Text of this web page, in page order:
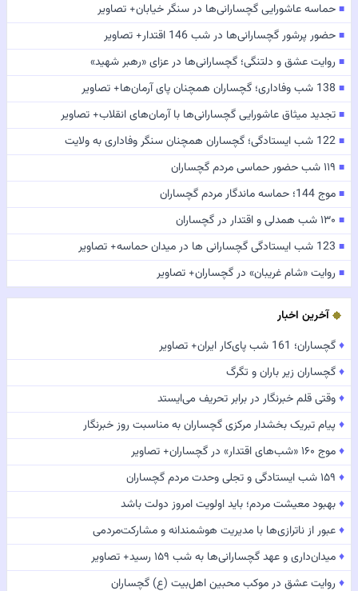
■ حماسه عاشورایی گچسارانی‌ها در سنگر خیابان+ تصاویر
■ حضور پرشور گچسارانی‌ها در شب 146 اقتدار+ تصاویر
■ روایت عشق و دلتنگی؛ گچسارانی‌ها در عزای «رهبر شهید»
■ 138 شب وفاداری؛ گچساران همچنان پای آرمان‌ها+ تصاویر
■ تجدید میثاق عاشورایی گچسارانی‌ها با آرمان‌های انقلاب+ تصاویر
■ 122 شب ایستادگی؛ گچساران همچنان سنگر وفاداری به ولایت
■ ۱۱۹ شب حضور حماسی مردم گچساران
■ موج 144؛ حماسه ماندگار مردم گچساران
■ ۱۳۰ شب همدلی و اقتدار در گچساران
■ 123 شب ایستادگی گچسارانی ها در میدان حماسه+ تصاویر
■ روایت «شام غریبان» در گچساران+ تصاویر
آخرین اخبار
♦گچساران؛ 161 شب پای‌کار ایران+ تصاویر
♦گچساران زیر باران و تگرگ
♦وقتی قلم خبرنگار در برابر تحریف می‌ایستد
♦ پیام تبریک بخشدار مرکزی گچساران به مناسبت روز خبرنگار
♦موج ۱۶۰ «شب‌های اقتدار» در گچساران+ تصاویر
♦ ۱۵۹ شب ایستادگی و تجلی وحدت مردم گچساران
♦بهبود معیشت مردم؛ باید اولویت امروز دولت باشد
♦عبور از ناترازی‌ها با مدیریت هوشمندانه و مشارکت‌مردمی
♦میدان‌داری و عهد گچسارانی‌ها به شب ۱۵۹ رسید+ تصاویر
♦ روایت عشق در موکب محبین اهل‌بیت (ع) گچساران